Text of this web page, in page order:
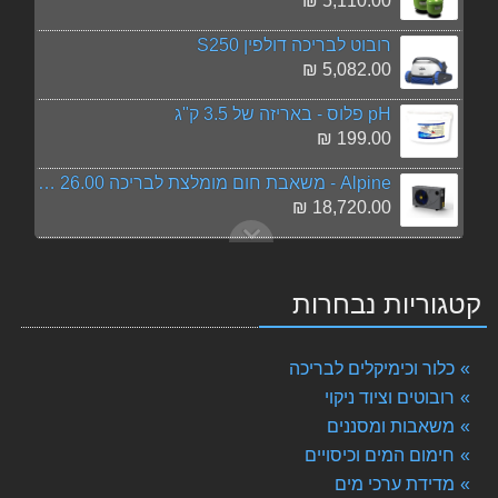
רובוט לבריכה דולפין S250
5,082.00 ₪
pH פלוס - באריזה של 3.5 ק"ג
199.00 ₪
Alpine - משאבת חום מומלצת לבריכה 26.00 Kw
18,720.00 ₪
89.00 ₪
קטגוריות נבחרות
כלור וכימיקלים לבריכה
רובוטים וציוד ניקוי
משאבות ומסננים
חימום המים וכיסויים
מדידת ערכי מים